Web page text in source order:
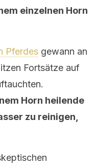
einzelnen Horn
Pferdes gewann an
Fortsätze auf
Horn heilende
zu reinigen,